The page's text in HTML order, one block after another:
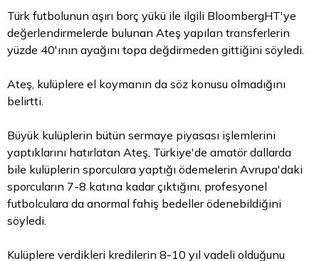
Türk futbolunun aşırı borç yükü ile ilgili BloombergHT'ye
değerlendirmelerde bulunan Ateş yapılan transferlerin
yüzde 40'ının ayağını topa değdirmeden gittiğini söyledi.
Ateş, kulüplere el koymanın da söz konusu olmadığını
belirtti.
Büyük kulüplerin bütün sermaye piyasası işlemlerini
yaptıklarını hatırlatan Ateş, Türkiye'de amatör dallarda
bile kulüplerin sporculara yaptığı ödemelerin Avrupa'daki
sporcuların 7-8 katına kadar çıktığını, profesyonel
futbolculara da anormal fahiş bedeller ödenebildiğini
söyledi.
Kulüplere verdikleri kredilerin 8-10 yıl vadeli olduğunu